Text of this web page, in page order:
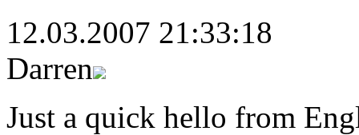
12.03.2007 21:33:18
Darren
Just a quick hello from